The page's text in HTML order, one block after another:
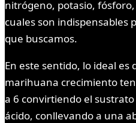
nitrógeno, potasio,
cuales son indispensables
que buscamos.
En este sentido, lo ideal es
marihuana crecimiento
a 6 convirtiendo el
ácido, conllevando a una